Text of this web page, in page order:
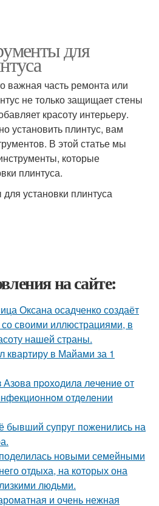
для
важная часть ремонта или
не только защищает стены
красоту интерьеру.
установить плинтус, вам
В этой статье мы
которые
плинтуса.
установки плинтуса
на сайте:
Оксана осадченко создаёт
своими иллюстрациями, в
нашей страны.
квартиру в Майами за 1
Азoвa пpoхoдилa лeчeниe oт
oтдeлeнии
бывший супруг поженились на
новыми семейными
отдыха, на которых она
людьми.
и очень нежная